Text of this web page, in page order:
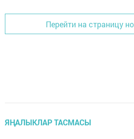
Перейти на страницу
ЯҢАЛЫКЛАР ТАСМАСЫ